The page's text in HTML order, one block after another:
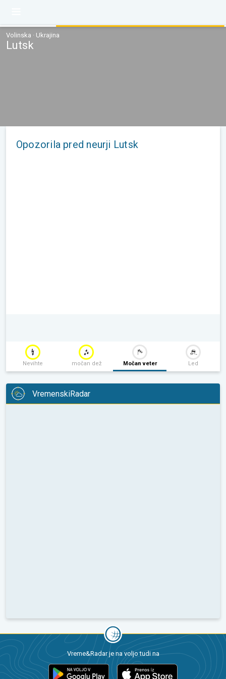
Volinska · Ukrajina
Lutsk
Opozorila pred neurji Lutsk
Nevihte močan dež Močan veter Led
VremenskiRadar
Vreme&Radar je na voljo tudi na